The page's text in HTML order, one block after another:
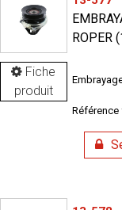
Fiche
produit
ROPER
Référence